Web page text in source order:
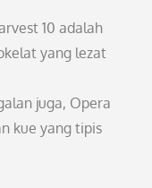
10 adalah
yang lezat
juga, Opera
kue yang tipis